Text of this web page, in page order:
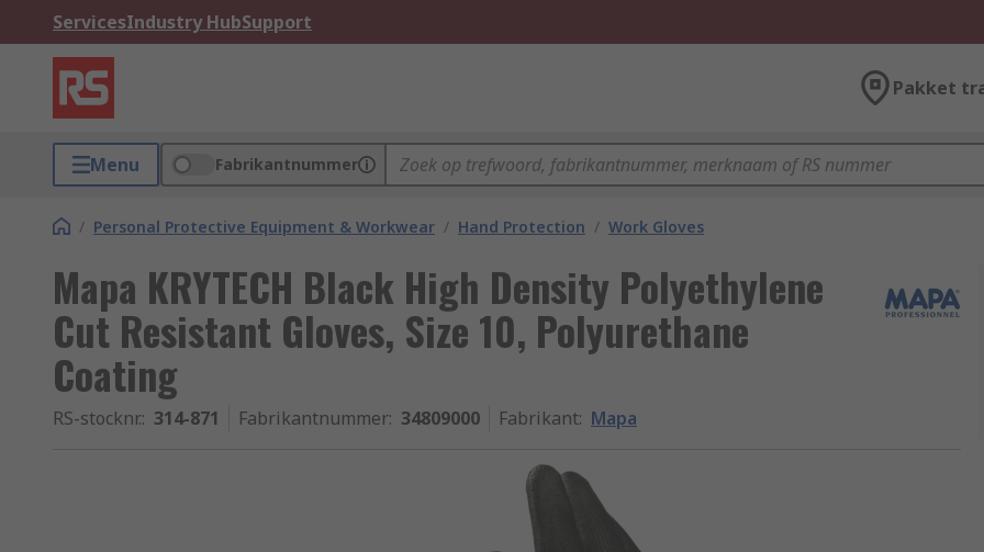
ServicesIndustry HubSupport
Pakket
Menu Fabrikantnummer
/ Personal Protective Equipment & Workwear / Hand Protection / Work Gloves
Mapa KRYTECH Black High Density Polyethylene
Cut Resistant Gloves, Size 10, Polyurethane
Coating
RS-stocknr.: 314-871 Fabrikantnummer: 34809000 Fabrikant: Mapa